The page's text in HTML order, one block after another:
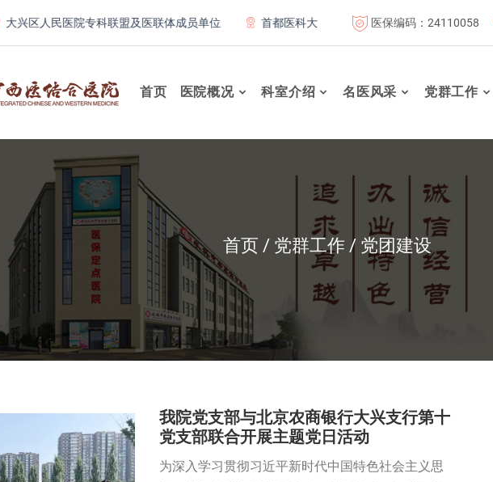
人民医院专科联盟及医联体成员单位 首都医科大学附属北京康复医院联体成员单位
医保编码：24110058
首页 医院概况 科室介绍 名医风采 党群工作
首页 党群工作 党团建设
我院党支部与北京农商银行大兴支行第十
党支部联合开展主题党日活动
为深入学习贯彻习近平新时代中国特色社会主义思